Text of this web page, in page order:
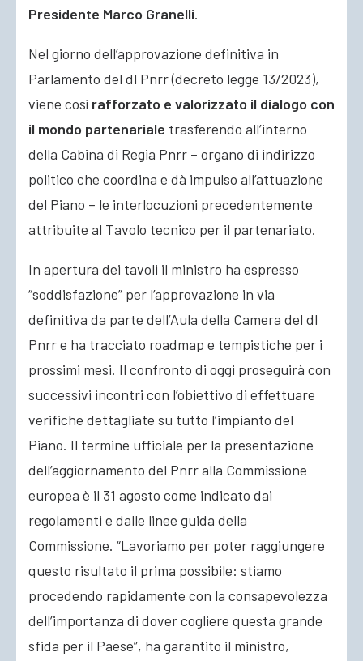
Presidente Marco Granelli.
Nel giorno dell’approvazione definitiva in
Parlamento del dl Pnrr (decreto legge 13/2023),
viene così rafforzato e valorizzato il dialogo con
il mondo partenariale trasferendo all’interno
della Cabina di Regia Pnrr – organo di indirizzo
politico che coordina e dà impulso all’attuazione
del Piano – le interlocuzioni precedentemente
attribuite al Tavolo tecnico per il partenariato.
In apertura dei tavoli il ministro ha espresso
“soddisfazione” per l’approvazione in via
definitiva da parte dell’Aula della Camera del dl
Pnrr e ha tracciato roadmap e tempistiche per i
prossimi mesi. Il confronto di oggi proseguirà con
successivi incontri con l’obiettivo di effettuare
verifiche dettagliate su tutto l’impianto del
Piano. Il termine ufficiale per la presentazione
dell’aggiornamento del Pnrr alla Commissione
europea è il 31 agosto come indicato dai
regolamenti e dalle linee guida della
Commissione. “Lavoriamo per poter raggiungere
questo risultato il prima possibile: stiamo
procedendo rapidamente con la consapevolezza
dell’importanza di dover cogliere questa grande
sfida per il Paese”, ha garantito il ministro,